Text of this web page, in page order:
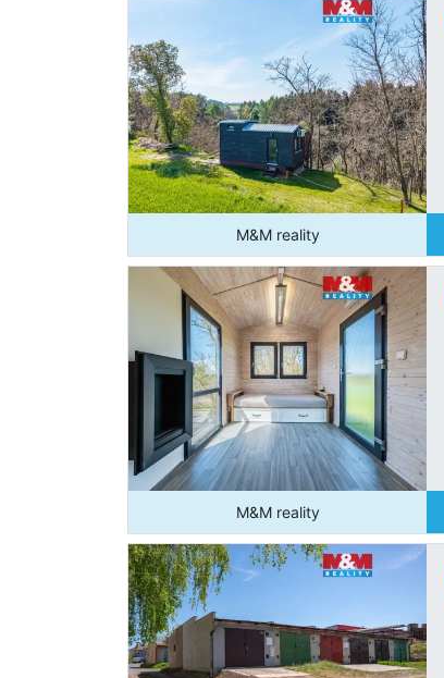
M&M reality
M&M reality